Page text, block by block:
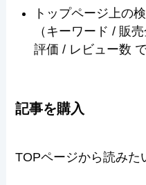
トップページ上の
（キーワード / 販
評価 / レビュー数
記事を購入
TOPページから読みた